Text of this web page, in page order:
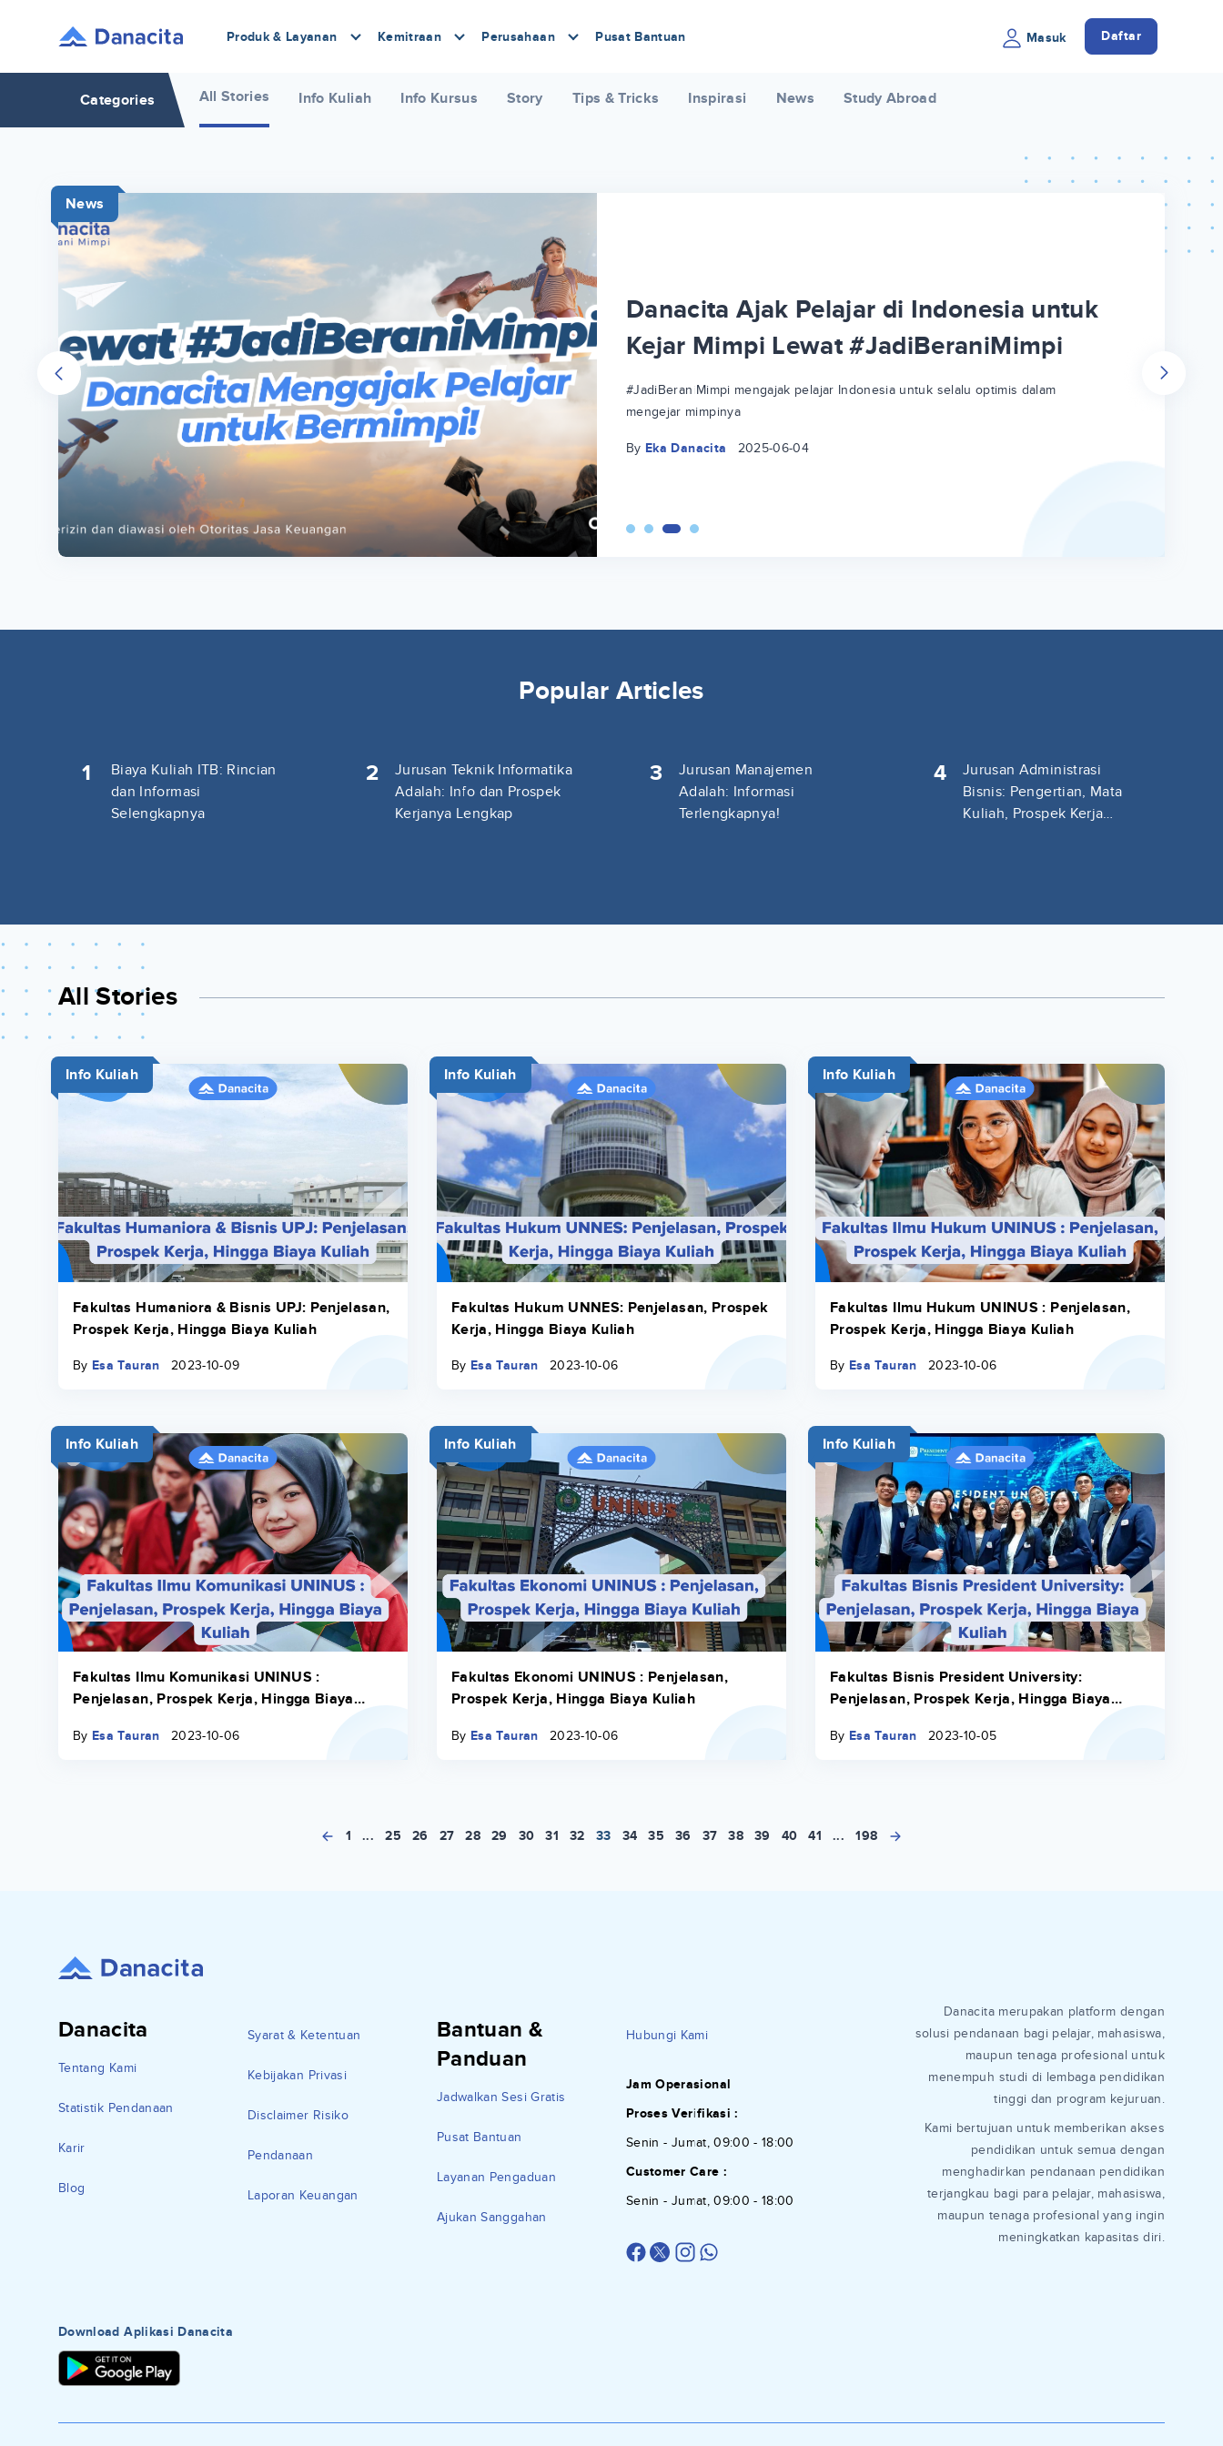
Produk & Layanan Kemitraan Perusahaan Pusat Bantuan Masuk Daftar
Categories All Stories Info Kuliah Info Kursus Story Tips & Tricks Inspirasi News Study Abroad
News
Danacita Ajak Pelajar di Indonesia untuk
Kejar Mimpi Lewat #JadiBeraniMimpi
#JadiBeraniMimpi mengajak pelajar Indonesia untuk selalu optimis dalam
mengejar mimpinya
By Eka Danacita 2025-06-04
Popular Articles
1
Biaya Kuliah ITB: Rincian
dan Informasi
Selengkapnya
2
Jurusan Teknik Informatika
Adalah: Info dan Prospek
Kerjanya Lengkap
3
Jurusan Manajemen
Adalah: Informasi
Terlengkapnya!
4
Jurusan Administrasi
Bisnis: Pengertian, Mata
Kuliah, Prospek Kerja
All Stories
Info Kuliah
Fakultas Humaniora & Bisnis UPJ: Penjelasan,
Prospek Kerja, Hingga Biaya Kuliah
By Esa Tauran 2023-10-09
Info Kuliah
Fakultas Hukum UNNES: Penjelasan, Prospek
Kerja, Hingga Biaya Kuliah
By Esa Tauran 2023-10-06
Info Kuliah
Fakultas Ilmu Hukum UNINUS : Penjelasan,
Prospek Kerja, Hingga Biaya Kuliah
By Esa Tauran 2023-10-06
Info Kuliah
Fakultas Ilmu Komunikasi UNINUS :
Penjelasan, Prospek Kerja, Hingga Biaya
By Esa Tauran 2023-10-06
Info Kuliah
Fakultas Ekonomi UNINUS : Penjelasan,
Prospek Kerja, Hingga Biaya Kuliah
By Esa Tauran 2023-10-06
Info Kuliah
Fakultas Bisnis President University:
Penjelasan, Prospek Kerja, Hingga Biaya
By Esa Tauran 2023-10-05
1 ... 25 26 27 28 29 30 31 32 33 34 35 36 37 38 39 40 41 ... 198
Danacita
Tentang Kami
Statistik Pendanaan
Karir
Blog
Syarat & Ketentuan
Kebijakan Privasi
Disclaimer Risiko
Pendanaan
Laporan Keuangan
Bantuan &
Panduan
Jadwalkan Sesi Gratis
Pusat Bantuan
Layanan Pengaduan
Ajukan Sanggahan
Hubungi Kami
Jam Operasional
Proses Verifikasi :
Senin - Jumat, 09:00 - 18:00
Customer Care :
Senin - Jumat, 09:00 - 18:00
Danacita merupakan platform dengan
solusi pendanaan bagi pelajar, mahasiswa,
maupun tenaga profesional untuk
menempuh studi di lembaga pendidikan
tinggi dan program kejuruan.
Kami bertujuan untuk memberikan akses
pendidikan untuk semua dengan
menghadirkan pendanaan pendidikan
terjangkau bagi para pelajar, mahasiswa,
maupun tenaga profesional yang ingin
meningkatkan kapasitas diri.
Download Aplikasi Danacita